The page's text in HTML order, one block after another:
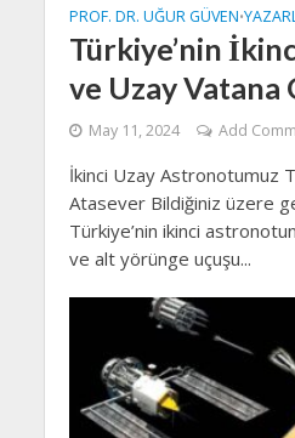
PROF. DR. UĞUR GÜVEN•
Türkiye’nin
ve Uzay Vatana
May 11, 2024 Add
İkinci Uzay Astronotumuz
Atasever Bildiğiniz üzere
Türkiye’nin ikinci
ve alt yörünge uçuşu...